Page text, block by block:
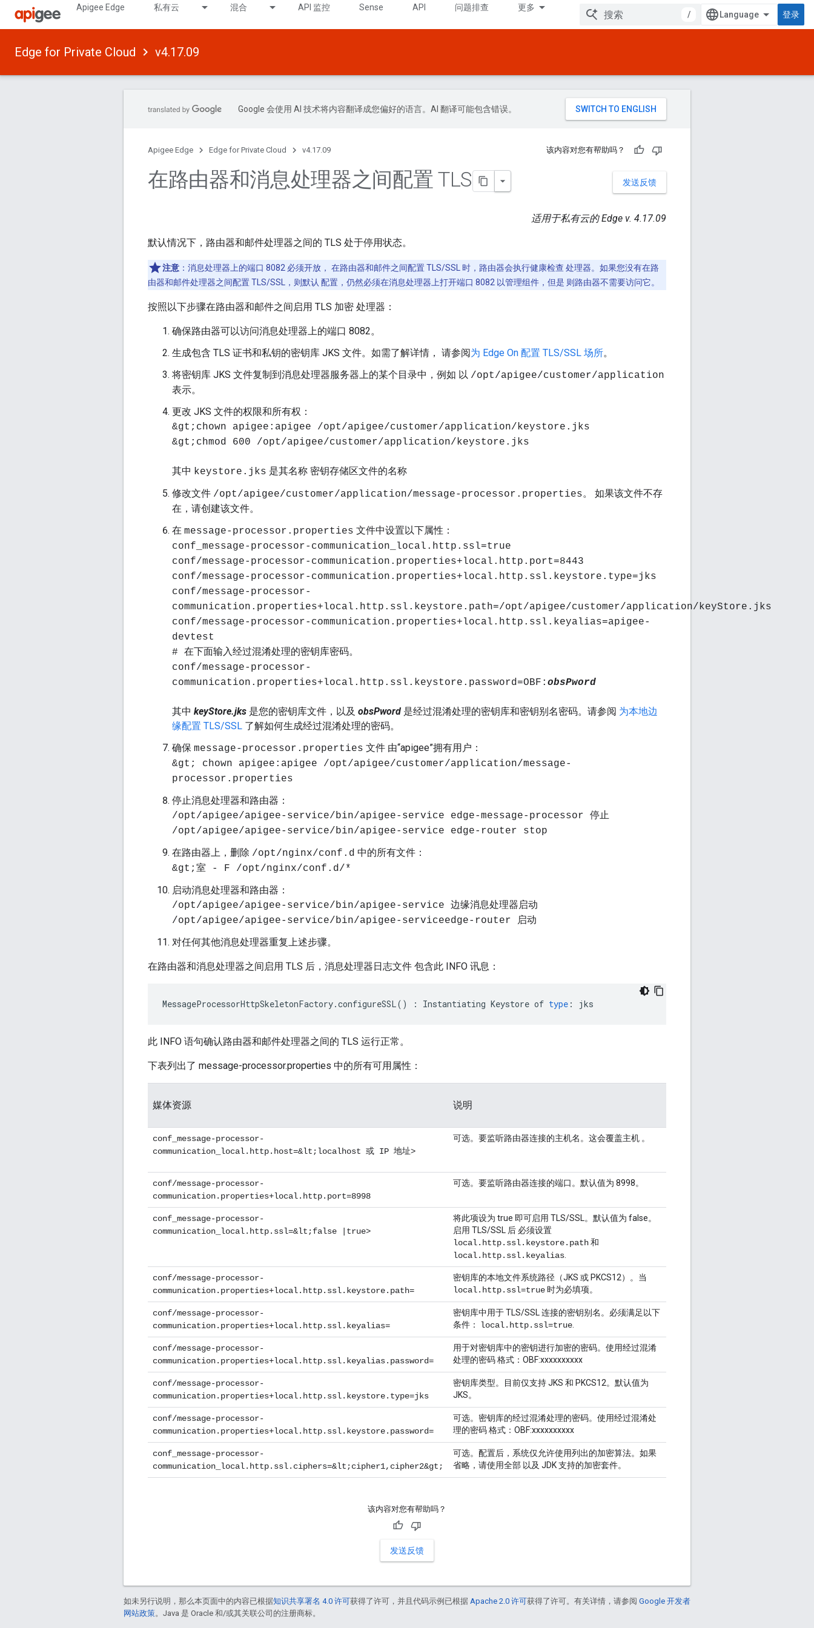
Apigee Edge 私有云 混合 API 监控 Sense API 问题排查 更多
/ 登录
Edge for Private Cloud v4.17.09
Google 会使用 AI 技术将内容翻译成您偏好的语言。AI 翻译可能包含错误。
Apigee Edge Edge for Private Cloud v4.17.09 该内容对您有帮助吗？
发送反馈
在路由器和消息处理器之间配置 TLS
适用于私有云的 Edge v. 4.17.09
默认情况下，路由器和邮件处理器之间的 TLS 处于停用状态。
注意 ：消息处理器上的端口 8082 必须开放， 在路由器和邮件之间配置 TLS/SSL 时，路由器会执行健康检查 处理器。如果您没有在路
由器和邮件处理器之间配置 TLS/SSL，则默认 配置，仍然必须在消息处理器上打开端口 8082 以管理组件，但是 则路由器不需要访问它。
按照以下步骤在路由器和邮件之间启用 TLS 加密 处理器：
确保路由器可以访问消息处理器上的端口 8082。
生成包含 TLS 证书和私钥的密钥库 JKS 文件。如需了解详情， 请参阅为 Edge On 配置 TLS/SSL 场所。
将密钥库 JKS 文件复制到消息处理器服务器上的某个目录中，例如 以 /opt/apigee/customer/application
表示。
更改 JKS 文件的权限和所有权：
&gt;chown apigee:apigee /opt/apigee/customer/application/keystore.jks
&gt;chmod 600 /opt/apigee/customer/application/keystore.jks
其中 keystore.jks 是其名称 密钥存储区文件的名称
修改文件 /opt/apigee/customer/application/message-processor.properties。 如果该文件不存
在，请创建该文件。
在 message-processor.properties 文件中设置以下属性：
conf_message-processor-communication_local.http.ssl=true
conf/message-processor-communication.properties+local.http.port=8443
conf/message-processor-communication.properties+local.http.ssl.keystore.type=jks
conf/message-processor-
communication.properties+local.http.ssl.keystore.path=/opt/apigee/customer/application/keyStore.jks
conf/message-processor-communication.properties+local.http.ssl.keyalias=apigee-
devtest
# 在下面输入经过混淆处理的密钥库密码。
conf/message-processor-
communication.properties+local.http.ssl.keystore.password=OBF: obsPword
其中 keyStore.jks 是您的密钥库文件，以及 obsPword 是经过混淆处理的密钥库和密钥别名密码。请参阅 为本地边
缘配置 TLS/SSL 了解如何生成经过混淆处理的密码。
确保 message-processor.properties 文件 由“apigee”拥有用户：
&gt; chown apigee:apigee /opt/apigee/customer/application/message-
processor.properties
停止消息处理器和路由器：
/opt/apigee/apigee-service/bin/apigee-service edge-message-processor 停止
/opt/apigee/apigee-service/bin/apigee-service edge-router stop
在路由器上，删除 /opt/nginx/conf.d 中的所有文件：
&gt;室 - F /opt/nginx/conf.d/*
启动消息处理器和路由器：
/opt/apigee/apigee-service/bin/apigee-service 边缘消息处理器启动
/opt/apigee/apigee-service/bin/apigee-serviceedge-router 启动
对任何其他消息处理器重复上述步骤。
在路由器和消息处理器之间启用 TLS 后，消息处理器日志文件 包含此 INFO 讯息：
MessageProcessorHttpSkeletonFactory.configureSSL() : Instantiating Keystore of type : jks
此 INFO 语句确认路由器和邮件处理器之间的 TLS 运行正常。
下表列出了 message-processor.properties 中的所有可用属性：
媒体资源 说明
conf_message-processor-
communication_local.http.host=&lt;localhost 或 IP 地址>
可选。要监听路由器连接的主机名。这会覆盖主机 。
conf/message-processor-
communication.properties+local.http.port=8998
可选。要监听路由器连接的端口。默认值为 8998。
conf_message-processor-
communication_local.http.ssl=&lt;false |true>
将此项设为 true 即可启用 TLS/SSL。默认值为 false。
启用 TLS/SSL 后 必须设置
local.http.ssl.keystore.path和
local.http.ssl.keyalias
conf/message-processor-
communication.properties+local.http.ssl.keystore.path=
密钥库的本地文件系统路径（JKS 或 PKCS12）。当
local.http.ssl=true 时为必填项。
conf/message-processor-
communication.properties+local.http.ssl.keyalias=
密钥库中用于 TLS/SSL 连接的密钥别名。必须满足以下
条件： local.http.ssl=true
conf/message-processor-
communication.properties+local.http.ssl.keyalias.password=
用于对密钥库中的密钥进行加密的密码。使用经过混淆
处理的密码 格式：OBF:xxxxxxxxxx
conf/message-processor-
communication.properties+local.http.ssl.keystore.type=jks
密钥库类型。目前仅支持 JKS 和 PKCS12。默认值为
JKS。
conf/message-processor-
communication.properties+local.http.ssl.keystore.password=
可选。密钥库的经过混淆处理的密码。使用经过混淆处
理的密码 格式：OBF:xxxxxxxxxx
conf_message-processor-
communication_local.http.ssl.ciphers=&lt;cipher1,cipher2&gt;
可选。配置后，系统仅允许使用列出的加密算法。如果
省略，请使用全部 以及 JDK 支持的加密套件。
该内容对您有帮助吗？
发送反馈
如未另行说明，那么本页面中的内容已根据知识共享署名 4.0 许可获得了许可，并且代码示例已根据 Apache 2.0 许可获得了许可。有关详情，请参阅 Google 开发者
网站政策。Java 是 Oracle 和/或其关联公司的注册商标。